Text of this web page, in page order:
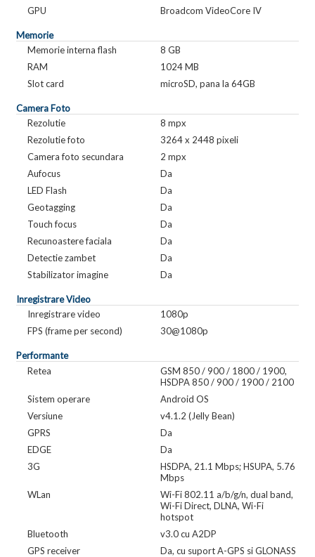
GPU Broadcom VideoCore IV
Memorie
Memorie interna flash
8 GB
RAM
1024 MB
Slot card
microSD, pana la 64GB
Camera Foto
Rezolutie
8 mpx
Rezolutie foto
3264 x 2448 pixeli
Camera foto secundara
2 mpx
Aufocus
Da
LED Flash
Da
Geotagging
Da
Touch focus
Da
Recunoastere faciala
Da
Detectie zambet
Da
Stabilizator imagine
Da
Inregistrare Video
Inregistrare video
1080p
FPS (frame per second)
30@1080p
Performante
Retea
GSM 850 / 900 / 1800 / 1900,
HSDPA 850 / 900 / 1900 / 2100
Sistem operare
Android OS
Versiune
v4.1.2 (Jelly Bean)
GPRS
Da
EDGE
Da
3G
HSDPA, 21.1 Mbps; HSUPA, 5.76
Mbps
WLan
Wi-Fi 802.11 a/b/g/n, dual band,
Wi-Fi Direct, DLNA, Wi-Fi
hotspot
Bluetooth
v3.0 cu A2DP
GPS receiver
Da, cu suport A-GPS si GLONASS